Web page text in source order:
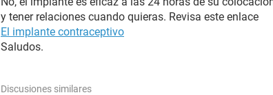
y tener relaciones cuando quieras. Revisa este enlace
El implante contraceptivo
Saludos.
Discusiones similares